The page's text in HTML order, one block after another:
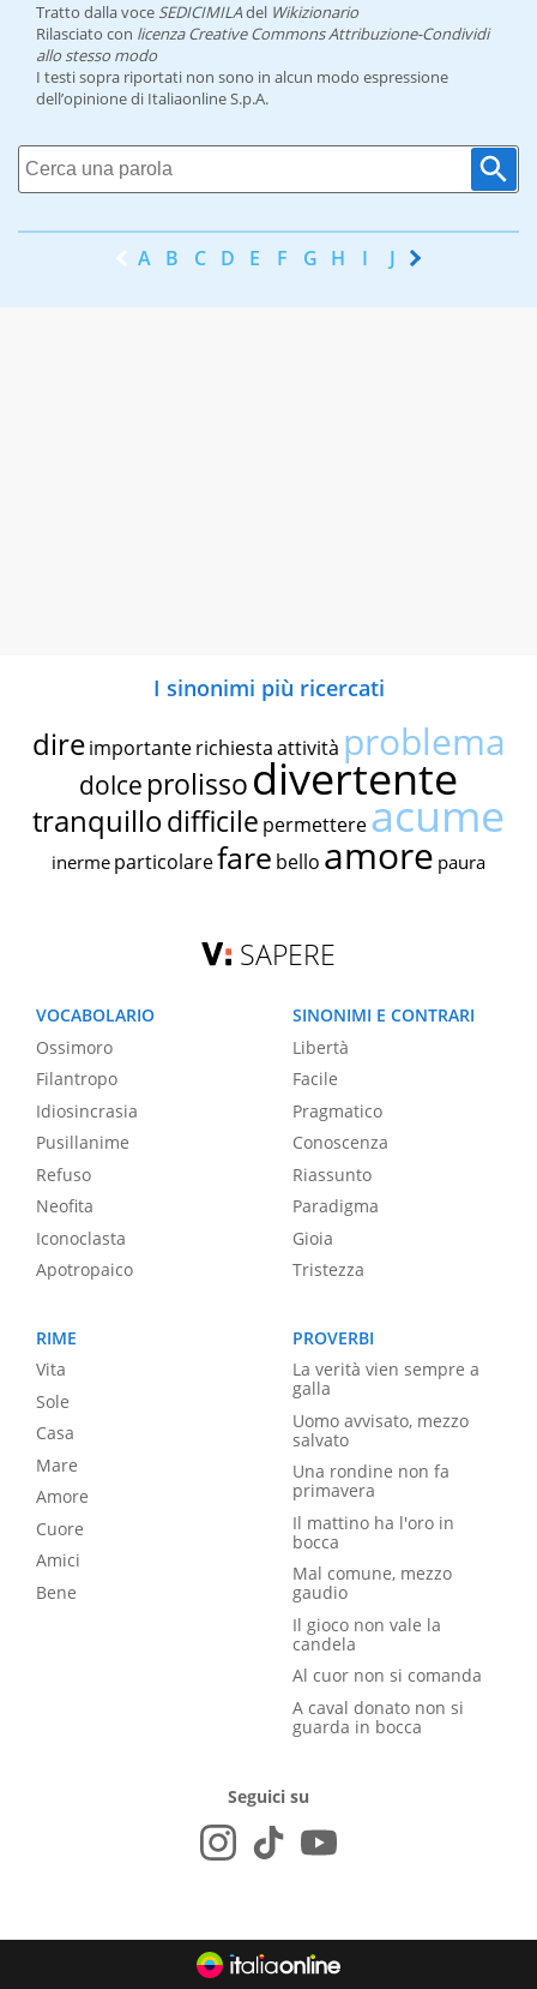
Tratto dalla voce SEDICIMILAdel Wikizionario
Rilasciato con licenza Creative Commons Attribuzione-Condividi
allo stesso modo
I testi sopra riportati non sono in alcun modo espressione
dell’opinione di Italiaonline S.p.A.
A B C D E F G H I J K
I sinonimi più ricercati
dire importante richiestaattività problema
dolce prolissodivertente
tranquillodifficile permettereacume
inerme particolarefare bello amore paura
SAPERE
VOCABOLARIO
Ossimoro
Filantropo
Idiosincrasia
Pusillanime
Refuso
Neofita
Iconoclasta
Apotropaico
SINONIMI E CONTRARI
Libertà
Facile
Pragmatico
Conoscenza
Riassunto
Paradigma
Gioia
Tristezza
RIME
Vita
Sole
Casa
Mare
Amore
Cuore
Amici
Bene
PROVERBI
La verità vien sempre a
galla
Uomo avvisato, mezzo
salvato
Una rondine non fa
primavera
Il mattino ha l'oro in
bocca
Mal comune, mezzo
gaudio
Il gioco non vale la
candela
Al cuor non si comanda
A caval donato non si
guarda in bocca
Seguici su